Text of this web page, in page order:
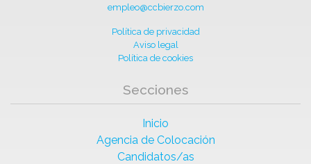
empleo@ccbierzo.com
Política de privacidad
Aviso legal
Política de cookies
Secciones
Inicio
Agencia de Colocación
Candidatos/as